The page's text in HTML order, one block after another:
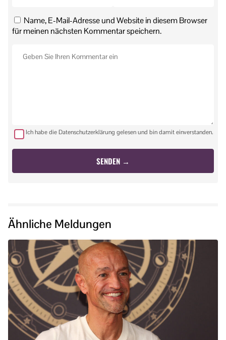
Name, E-Mail-Adresse und Website in diesem Browser
für meinen nächsten Kommentar speichern.
Ich habe die Datenschutzerklärung gelesen und bin damit einverstanden.
Ähnliche Meldungen